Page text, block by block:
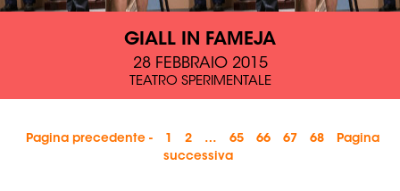
GIALL IN FAMEJA
28 FEBBRAIO 2015
TEATRO SPERIMENTALE
Pagina precedente - 1 2 … 65 66 67 68
Pagina
successiva